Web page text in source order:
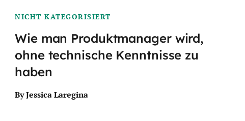
NICHT KATEGORISIERT
Wie man Produktmanager wird,
ohne technische Kenntnisse zu
haben
By Jessica Laregina